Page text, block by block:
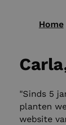
Home
"Sinds 5
planten
website